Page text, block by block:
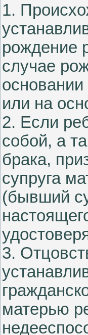
1.
рождение
случае
основании
или на
2. Если
собой, а
брака,
супруга
(бывший
3.
матерью